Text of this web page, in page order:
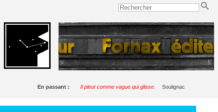
En passant : Il pleut comme vague qui glisse. Soulignac